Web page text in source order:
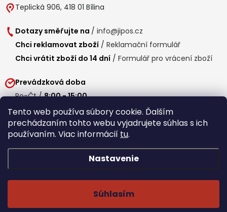
Tento web používa súbory cookie. Ďalším
prechádzaním tohto webu vyjadrujete súhlas s ich
používaním. Viac informácií tu.
Nastavenie
Súhlasím
Teplická 906, 418 01 Bílina
Dotazy směřujte na / info@jipos.cz
Chci reklamovat zboží / Reklamační formulář
Chci vrátit zboží do 14 dní / Formulář pro vrácení zboží
Prevádzková doba
Po-Čt /8:00 - 15:00
Pá / 7:30 - 14:30
Obedňajšia prestávka /11:00 - 11:30
Běží na Shoptet Premium/Webdesign mi-ma.cz
Copyright 2026
cookies